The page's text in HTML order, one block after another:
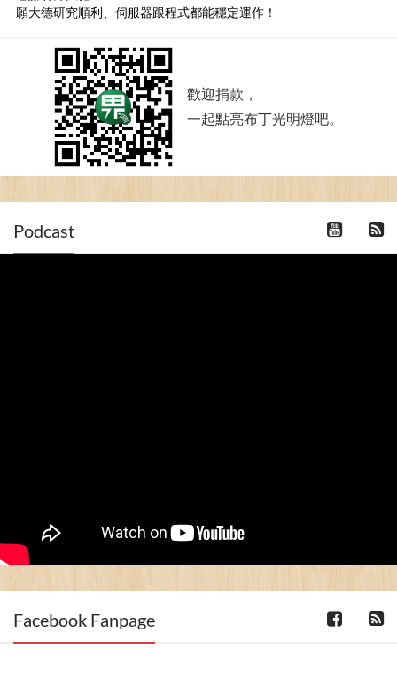
願大德研究順利、伺服器跟程式都能穩定運作！
歡迎捐款，
一起點亮布丁光明燈吧。
Podcast
Facebook Fanpage